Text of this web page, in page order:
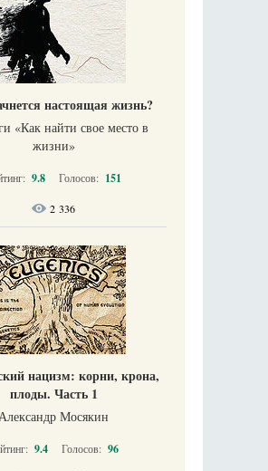
настоящая жизнь?
«Как найти свое место в
жизни​»
9.8 Голосов: 151
2 336
нацизм: корни, крона,
плоды. Часть 1
Мосякин
9.4 Голосов: 96